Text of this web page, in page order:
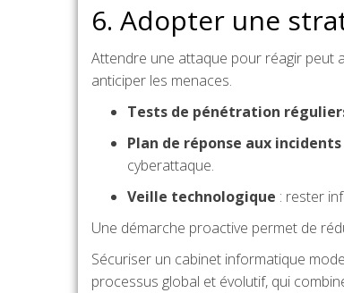
6. Adopter une
Attendre une attaque pour réagir peut
anticiper les menaces.
Tests de pénétration
Plan de réponse aux incidents
cyberattaque.
Veille technologique : rester
Une démarche proactive permet de
Sécuriser un cabinet informatique
processus global et évolutif, qui